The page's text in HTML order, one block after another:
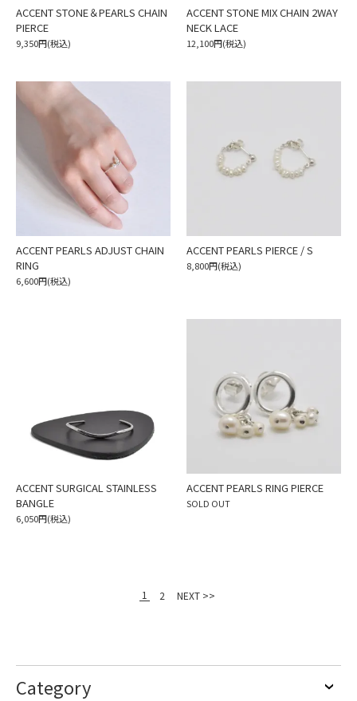
ACCENT STONE＆PEARLS CHAIN
PIERCE
9,350円(税込)
ACCENT STONE MIX CHAIN 2WAY
NECK LACE
12,100円(税込)
ACCENT PEARLS ADJUST CHAIN
RING
6,600円(税込)
ACCENT PEARLS PIERCE / S
8,800円(税込)
ACCENT SURGICAL STAINLESS
BANGLE
6,050円(税込)
ACCENT PEARLS RING PIERCE
SOLD OUT
1 2 NEXT >>
Category